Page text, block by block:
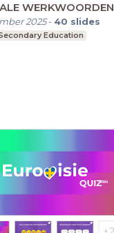
WERKWOORDEN
2025- 40 slides
Education